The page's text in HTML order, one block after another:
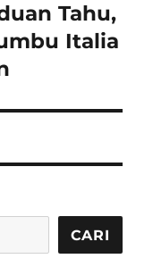
Tahu,
Italia
CARI